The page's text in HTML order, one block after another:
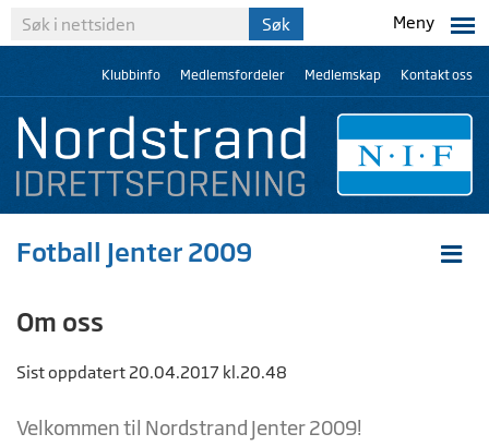
Meny
Klubbinfo Medlemsfordeler Medlemskap Kontakt oss
Fotball Jenter 2009
Om oss
Sist oppdatert 20.04.2017 kl.20.48
Velkommen til Nordstrand Jenter 2009!